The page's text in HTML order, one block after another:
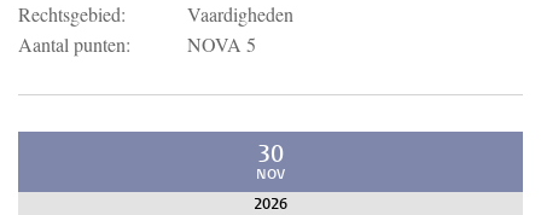
Rechtsgebied:
Vaardigheden
Aantal punten:
NOVA 5
30
NOV
2026